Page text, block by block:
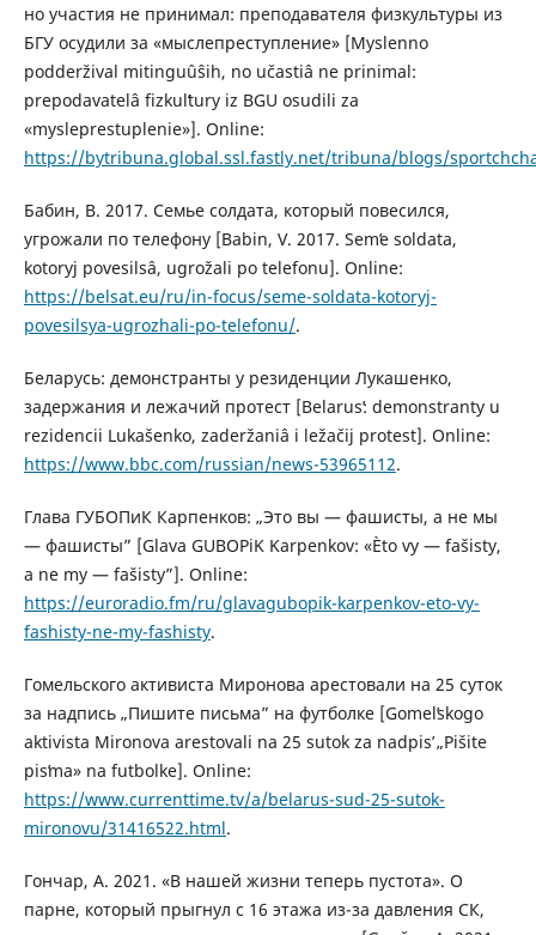
но участия не принимал: преподавателя физкультуры из
БГУ осудили за «мыслепреступление» [Myslenno
podderžival mitinguûŝih, no učastiâ ne prinimal:
prepodavatelâ fizkulʹtury iz BGU osudili za
«mysleprestuplenie»]. Online:
https://bytribuna.global.ssl.fastly.net/tribuna/blogs/
Бабин, В. 2017. Семье солдата, который повесился,
угрожали по телефону [Babin, V. 2017. Semʹe soldata,
kotoryj povesilsâ, ugrožali po telefonu]. Online:
https://belsat.eu/ru/in-focus/seme-soldata-kotoryj-
povesilsya-ugrozhali-po-telefonu/.
Беларусь: демонстранты у резиденции Лукашенко,
задержания и лежачий протест [Belarusʹ: demonstranty u
rezidencii Lukašenko, zaderžaniâ i ležačij protest]. Online:
https://www.bbc.com/russian/news-53965112.
Глава ГУБОПиК Карпенков: „Это вы — фашисты, а не мы
— фашисты” [Glava GUBOPiK Karpenkov: «Èto vy — fašisty,
a ne my — fašisty”]. Online:
https://euroradio.fm/ru/glavagubopik-karpenkov-eto-vy-
fashisty-ne-my-fashisty.
Гомельского активиста Миронова арестовали на 25 суток
за надпись „Пишите письма” на футболке [Gomelʹskogo
aktivista Mironova arestovali na 25 sutok za nadpisʹ „Pišite
pisʹma» na futbolke]. Online:
https://www.currenttime.tv/a/belarus-sud-25-sutok-
mironovu/31416522.html.
Гончар, А. 2021. «В нашей жизни теперь пустота». О
парне, который прыгнул с 16 этажа из-за давления СК,